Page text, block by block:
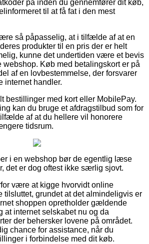
på inden du gennemfører dit køb,
til at få fat i den mest
så påpasselig, at i tilfælde af at en
produkter til en pris der er helt
kunne det undertiden være et bevis
webshop. Køb med betalingskort er på
af en lovbestemmelse, der forsvarer
internet handler.
bestillinger med kort eller MobilePay.
kan du bruge et afdragstilbud som for
af at du hellere vil honorere
tidsrum.
i en webshop bør de egentlig læse
det er dog oftest ikke særlig sjovt.
være at kigge hvorvidt online
tilsluttet, grundet at det almindeligvis er
shoppen opretholder gældende
at internet selskabet nu og da
der behersker lovene på området.
chance for assistance, når du
i forbindelse med dit køb.